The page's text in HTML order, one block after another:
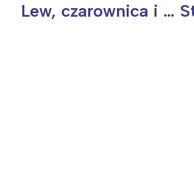
Lew, czarownica i …